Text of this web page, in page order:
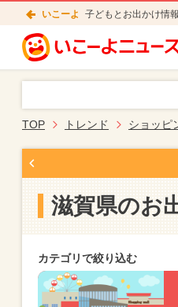
いこーよ 子どもとお出かけ情
TOP トレンド ショッピ
滋賀県のお
カテゴリで絞り込む